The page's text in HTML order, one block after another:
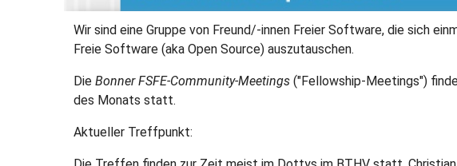
Wir sind eine Gruppe von Freund/-innen Freier Software, die sich
Freie Software (aka Open Source) auszutauschen.
Die Bonner FSFE-Community-Meetings ("Fellowship-Meetings")
des Monats statt.
Aktueller Treffpunkt: